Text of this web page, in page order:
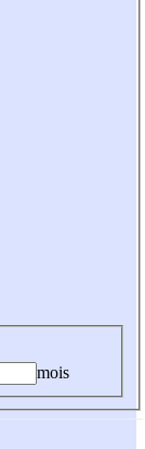
mois